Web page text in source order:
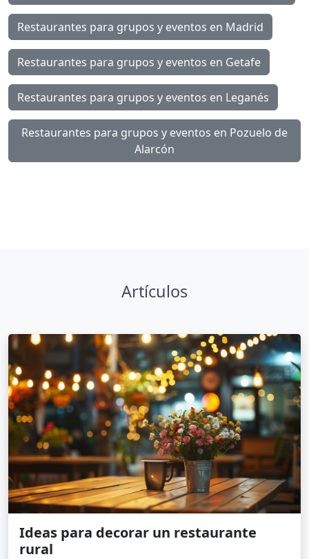
Restaurantes para grupos y eventos en Madrid
Restaurantes para grupos y eventos en Getafe
Restaurantes para grupos y eventos en Leganés
Restaurantes para grupos y eventos en Pozuelo de
Alarcón
Artículos
Ideas para decorar un restaurante
rural